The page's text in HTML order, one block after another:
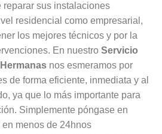
sus instalaciones
residencial como empresarial,
los mejores técnicos y por la
En nuestro Servicio
nos esmeramos por
de forma eficiente, inmediata y al
ya que lo más importante para
Simplemente póngase en
menos de 24hnos